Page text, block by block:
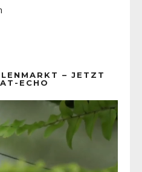
– JETZT
ECHO
Player